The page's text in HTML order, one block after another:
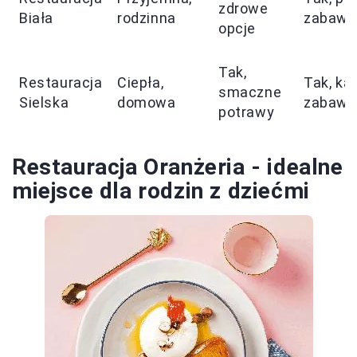
Biała
rodzinna
zdrowe
opcje
zabaw
Restauracja
Sielska
Ciepła,
domowa
Tak,
smaczne
potrawy
Tak,
zabaw
Restauracja Oranżeria - idealne
miejsce dla rodzin z dziećmi